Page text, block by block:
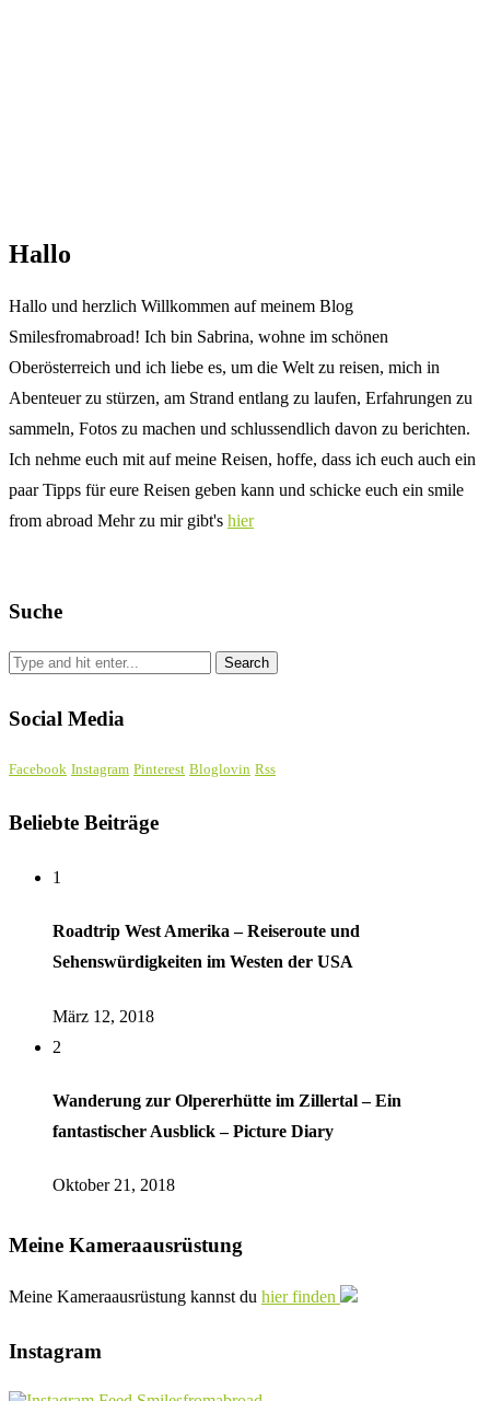
Hallo
Hallo und herzlich Willkommen auf meinem Blog
Smilesfromabroad! Ich bin Sabrina, wohne im schönen
Oberösterreich und ich liebe es, um die Welt zu reisen, mich in
Abenteuer zu stürzen, am Strand entlang zu laufen, Erfahrungen zu
sammeln, Fotos zu machen und schlussendlich davon zu berichten.
Ich nehme euch mit auf meine Reisen, hoffe, dass ich euch auch ein
paar Tipps für eure Reisen geben kann und schicke euch ein smile
from abroad Mehr zu mir gibt's hier
Suche
Social Media
Facebook Instagram Pinterest Bloglovin Rss
Beliebte Beiträge
1
Roadtrip West Amerika – Reiseroute und
Sehenswürdigkeiten im Westen der USA
März 12, 2018
2
Wanderung zur Olpererhütte im Zillertal – Ein
fantastischer Ausblick – Picture Diary
Oktober 21, 2018
Meine Kameraausrüstung
Meine Kameraausrüstung kannst du hier finden
Instagram